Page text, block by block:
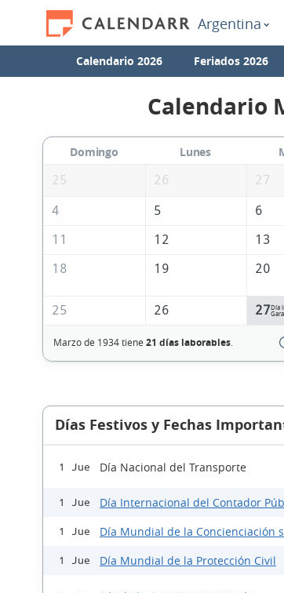
Argentina
Calendario 2026 Feriados 2026
Calendario
Domingo Lunes
25
26 27
4 5 6
11
12 13
18
19 20
25 26 27Día
Marzo de 1934 tiene 21 días laborables.
Días Festivos y Fechas
1 Jue Día Nacional del Transporte
1 Jue Día Internacional del Contador
1 Jue Día Mundial de la Concienciación
1 Jue Día Mundial de la Protección Civil